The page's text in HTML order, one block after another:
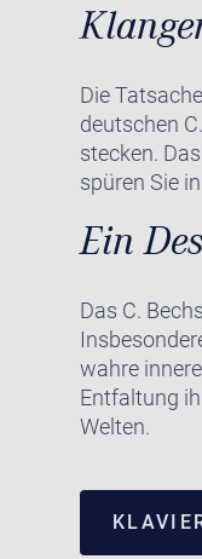
Die
deutschen
stecken.
spüren Sie
Ein
Das C.
wahre
Entfaltung
Welten.